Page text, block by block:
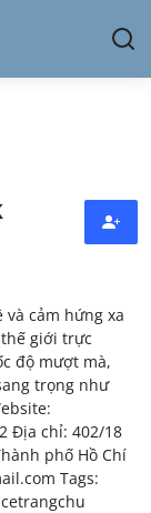
cảm hứng xa
giới trực
độ mượt mà,
trọng như
Địa chỉ: 402/18
phố Hồ Chí
Tags: